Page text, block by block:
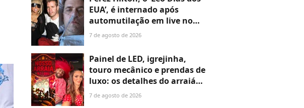
EUA’, é internado após
automutilação em live no
TikTok; blogueiro que fez
grave crise aos 48 anos
7 de agosto de 2026
Painel de LED, igrejinha,
touro mecânico e prendas de
luxo: os detalhes do arraiá
fora de época de Neymar e
7 de agosto de 2026